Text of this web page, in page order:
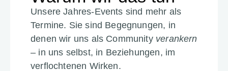
Unsere Jahres-Events sind mehr als
Termine. Sie sind Begeg­nungen, in
denen wir uns als Commu­nity veran­kern
– in uns selbst, in Bezie­hungen, im
verfloch­tenen Wirken.